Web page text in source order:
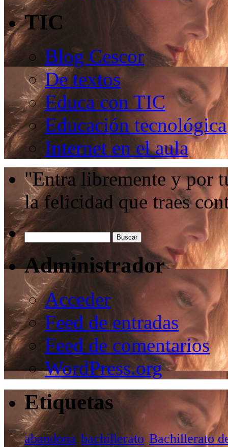
TIC
Blog Cescor
De textos
Educa con TIC
Educación tecnológica
Internet en el aula
"Entra libremente y por
la felicidad que traes
Administrador
Acceder
Feed de entradas
Feed de comentarios
WordPress.org
Etiquetas
abandona bachillerato Bachillerato